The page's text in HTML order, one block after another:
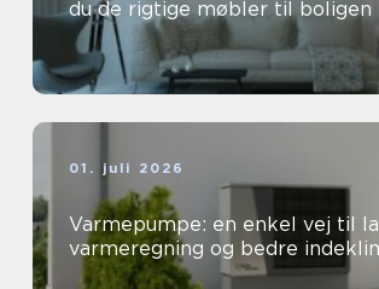
du de rigtige møbler til boligen
01. juli 2026
Varmepumpe: en enkel vej til
varmeregning og bedre